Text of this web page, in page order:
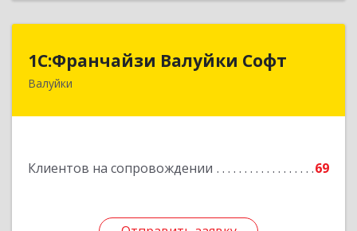
1С:Франчайзи Валуйки Софт
Валуйки
Клиентов на сопровождении 69
1С:Франчайзи Валуйки Софт
309996, Белгородская обл, Валуйки г, Горького,